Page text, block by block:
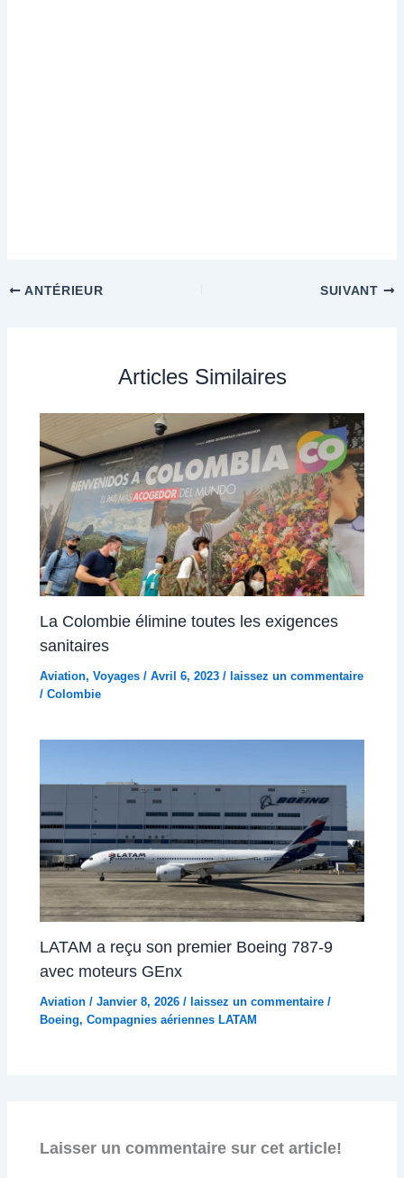
ANTÉRIEUR SUIVANT
Articles Similaires
La Colombie élimine toutes les exigences
sanitaires
Aviation,Voyages /Avril 6, 2023/ laissez un commentaire
/Colombie
LATAM a reçu son premier Boeing 787-9
avec moteurs GEnx
Aviation /Janvier 8, 2026/ laissez un commentaire /
Boeing,Compagnies aériennes LATAM
Laisser un commentaire sur cet article!